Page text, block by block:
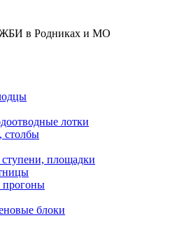
ЖБИ в Родниках и МО
лотки
столбы
площадки
прогоны
блоки